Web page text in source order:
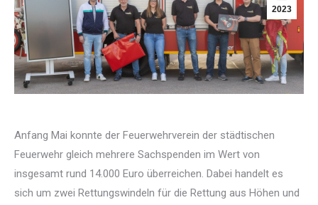
2023
Anfang Mai konnte der Feuerwehrverein der städtischen
Feuerwehr gleich mehrere Sachspenden im Wert von
insgesamt rund 14.000 Euro überreichen. Dabei handelt es
sich um zwei Rettungswindeln für die Rettung aus Höhen und